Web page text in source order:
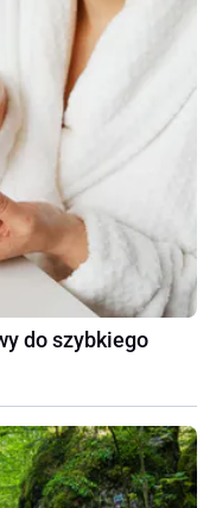
do szybkiego